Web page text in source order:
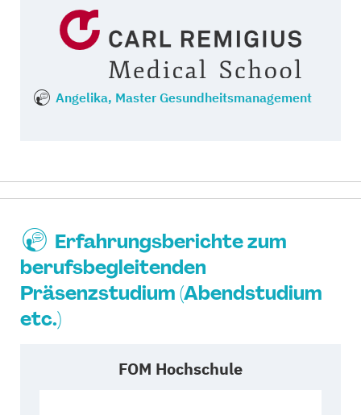
Angelika, Master Gesundheitsmanagement
Erfahrungsberichte zum
berufsbegleitenden
Präsenzstudium (Abendstudium
etc.)
FOM Hochschule